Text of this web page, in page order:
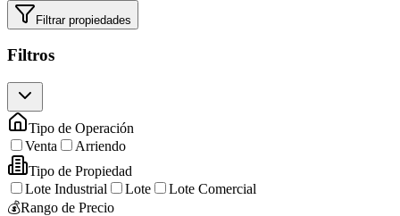
Filtrar propiedades
Filtros
Tipo de Operación
Venta
Arriendo
Tipo de Propiedad
Lote Industrial
Lote
Lote Comercial
💰Rango de Precio